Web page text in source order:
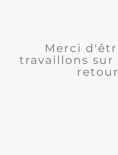
Merci
travaillons sur